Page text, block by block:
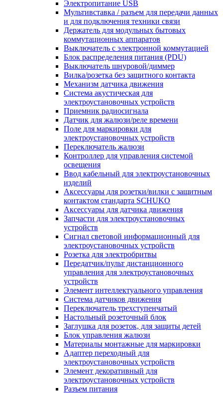
Электропитание USB
Мультивставка / разъем для передачи данных
и для подключения техники связи
Держатель для модульных бытовых
коммутационных аппаратов
Выключатель с электронной коммутацией
Блок распределения питания (PDU)
Выключатель шнуровой/диммер
Вилка/розетка без защитного контакта
Механизм датчика движения
Система акустическая для
электроустановочных устройств
Приемник радиосигнала
Датчик для жалюзи/реле времени
Поле для маркировки для
электроустановочных устройств
Переключатель жалюзи
Контроллер для управления системой
освещения
Ввод кабельный для электроустановочных
изделий
Аксессуары для розетки/вилки с защитным
контактом стандарта SCHUKO
Аксессуары для датчика движения
Запчасти для электроустановочных
устройств
Сигнал световой информационный для
электроустановочных устройств
Розетка для электробритвы
Передатчик/пульт дистанционного
управления для электроустановочных
устройств
Элемент интеллектуального управления
Система датчиков движения
Переключатель трехступенчатый
Настольный розеточный блок
Заглушка для розеток, для защиты детей
Блок управления жалюзи
Материалы монтажные для маркировки
Адаптер переходный для
электроустановочных устройств
Элемент декоративный для
электроустановочных устройств
Разъем питания